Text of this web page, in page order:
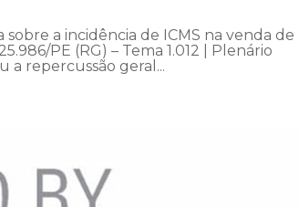
a incidência de ICMS na venda de
PE (RG) – Tema 1.012 | Plenário
a repercussão geral...